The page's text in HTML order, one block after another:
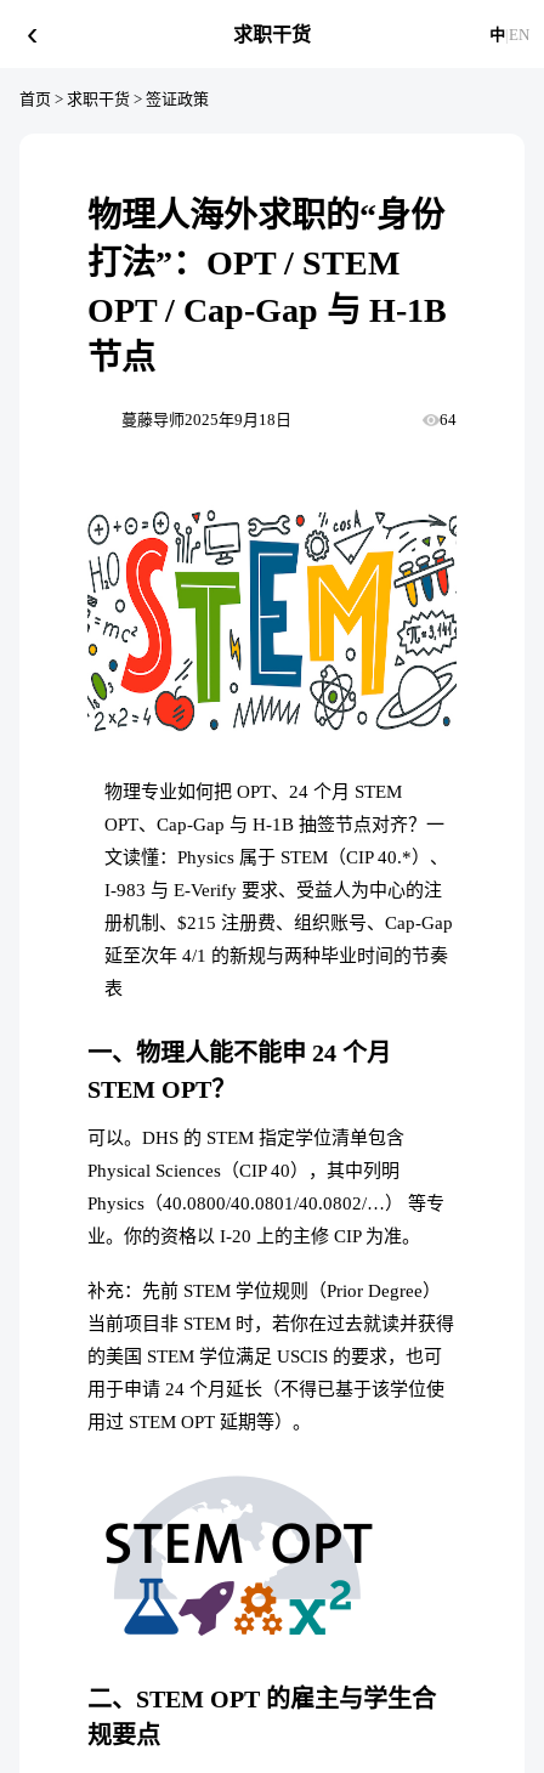
‹ 求职干货 中|EN
首页 > 求职干货 > 签证政策
物理人海外求职的“身份
打法”：OPT / STEM
OPT / Cap-Gap 与 H-1B
节点
蔓藤导师2025年9月18日 64
物理专业如何把 OPT、24 个月 STEM
OPT、Cap-Gap 与 H-1B 抽签节点对齐？一
文读懂：Physics 属于 STEM（CIP 40.*）、
I-983 与 E-Verify 要求、受益人为中心的注
册机制、$215 注册费、组织账号、Cap-Gap
延至次年 4/1 的新规与两种毕业时间的节奏
表
一、物理人能不能申 24 个月
STEM OPT？
可以。DHS 的 STEM 指定学位清单包含
Physical Sciences（CIP 40），其中列明
Physics（40.0800/40.0801/40.0802/…） 等专
业。你的资格以 I-20 上的主修 CIP 为准。
补充：先前 STEM 学位规则（Prior Degree）
当前项目非 STEM 时，若你在过去就读并获得
的美国 STEM 学位满足 USCIS 的要求，也可
用于申请 24 个月延长（不得已基于该学位使
用过 STEM OPT 延期等）。
二、STEM OPT 的雇主与学生合
规要点